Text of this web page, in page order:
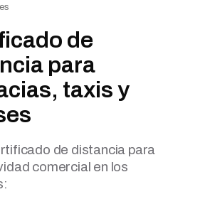
de
para
taxis y
de distancia para
comercial en los